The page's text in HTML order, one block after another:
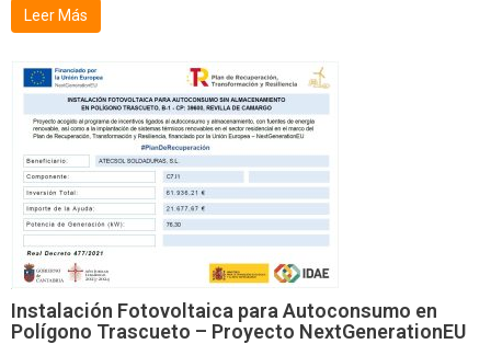
Leer Más
Instalación Fotovoltaica para Autoconsumo en
Polígono Trascueto – Proyecto NextGenerationEU